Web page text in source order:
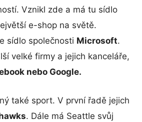
Vznikl zde a má tu sídlo
e-shop na světě.
sídlo společnosti Microsoft.
velké firmy a jejich kanceláře,
nebo Google.
také sport. V první řadě jejich
. Dále má Seattle svůj